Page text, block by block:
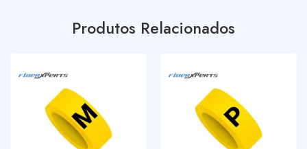
Produtos Relacionados